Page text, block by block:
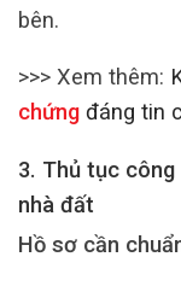
bên.
>>> Xem thêm:
chứng đáng tin
3. Thủ tục
nhà đất
Hồ sơ cần